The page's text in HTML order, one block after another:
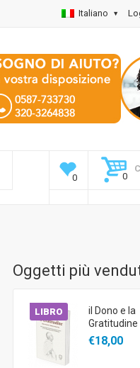
Italiano
Oggetti più
LIBRO
il Dono e la
Gratitudine
€18,00